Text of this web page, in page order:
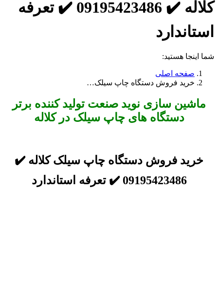
کلاله ✔️ 09195423486 ✔️ تعرفه
استاندارد
شما اینجا هستید:
صفحه اصلی
خرید فروش دستگاه چاپ سیلک…
ماشین سازی نوید صنعت تولید کننده برتر
دستگاه های چاپ سیلک در کلاله
خرید فروش دستگاه چاپ سیلک کلاله ✔️
09195423486 ✔️ تعرفه استاندارد